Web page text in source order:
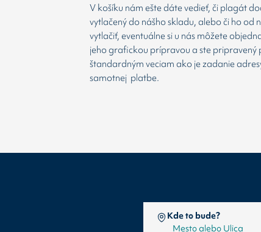
V košíku nám ešte dáte vedieť, či plagát
vytlačený do nášho skladu, alebo či ho od
vytlačiť, eventuálne si u nás môžete
jeho grafickou prípravou a ste pripravený
štandardným veciam ako je zadanie
samotnej platbe.
Kde to bude?